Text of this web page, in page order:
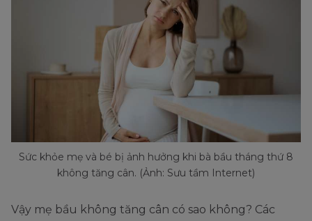
Sức khỏe mẹ và bé bị ảnh hưởng khi bà bầu tháng thứ 8
không tăng cân. (Ảnh: Sưu tầm Internet)
Vậy mẹ bầu không tăng cân có sao không? Các